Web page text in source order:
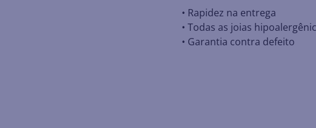
• Rapidez na entrega
• Todas as joias
• Garantia contra defeito